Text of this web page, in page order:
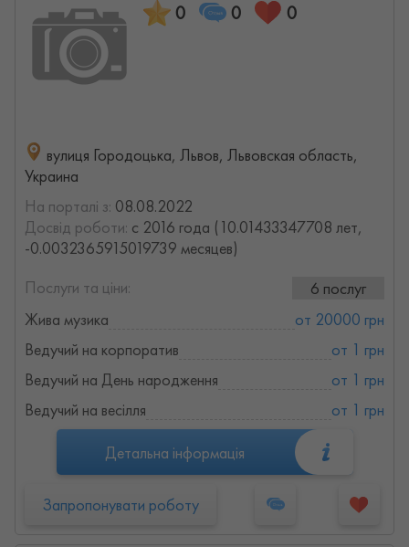
0 0 0
вулиця Городоцька, Львов, Львовская область,
Украина
На порталі з: 08.08.2022
Досвід роботи: с 2016 года (10.01433347708 лет,
-0.0032365915019739 месяцев)
Послуги та ціни:
6 послуг
Жива музика
от 20000 грн
Ведучий на корпоратив
от 1 грн
Ведучий на День народження
от 1 грн
Ведучий на весілля
от 1 грн
Детальна інформація
Запропонувати роботу